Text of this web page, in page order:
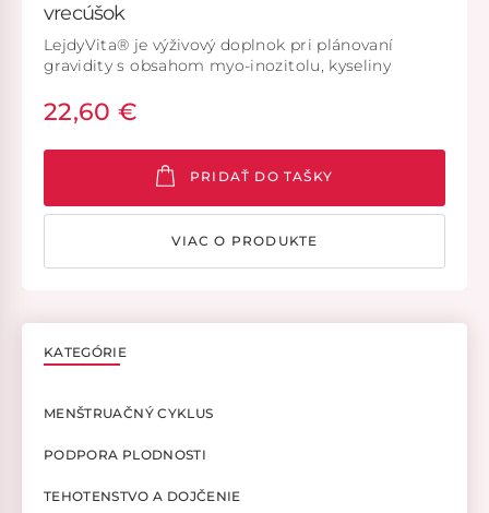
vrecúšok
LejdyVita® je výživový doplnok pri plánovaní
gravidity s obsahom myo-inozitolu, kyseliny
vitamínu D3 a vitamínov skupiny B (B2,B6,B12).
22,60 €
PRIDAŤ DO TAŠKY
VIAC O PRODUKTE
KATEGÓRIE
MENŠTRUAČNÝ CYKLUS
PODPORA PLODNOSTI
TEHOTENSTVO A DOJČENIE